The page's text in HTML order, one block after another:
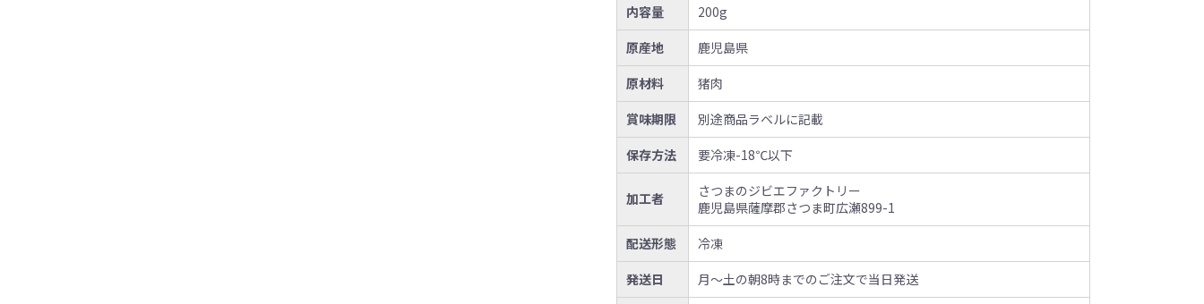
内容量
200g
原産地
鹿児島県
原材料
猪肉
賞味期限
別途商品ラベルに記載
保存方法
要冷凍-18℃以下
加工者
さつまのジビエファクトリー
鹿児島県薩摩郡さつま町広瀬899-1
配送形態
冷凍
発送日
月〜土の朝8時までのご注文で当日発送